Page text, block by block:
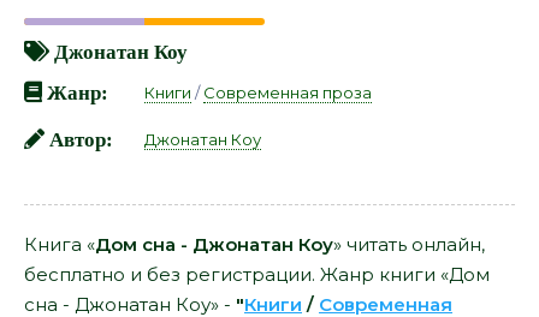
Джонатан Коу
Жанр:
Книги /Современная проза
Автор: Джонатан Коу
Книга «Дом сна - Джонатан Коу» читать онлайн,
бесплатно и без регистрации. Жанр книги «Дом
сна - Джонатан Коу» - "Книги / Современная